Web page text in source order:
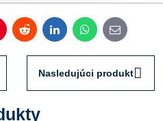
RedditLinkedInWhatsApp
E-
mail
Nasledujúci produkt